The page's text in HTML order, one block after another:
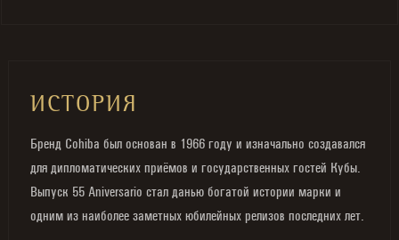
ИСТОРИЯ
Бренд Cohiba был основан в 1966 году и изначально создавался
для дипломатических приёмов и государственных гостей Кубы.
Выпуск 55 Aniversario стал данью богатой истории марки и
одним из наиболее заметных юбилейных релизов последних лет.